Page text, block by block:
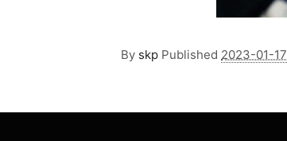
By skp Published 2023-01-17